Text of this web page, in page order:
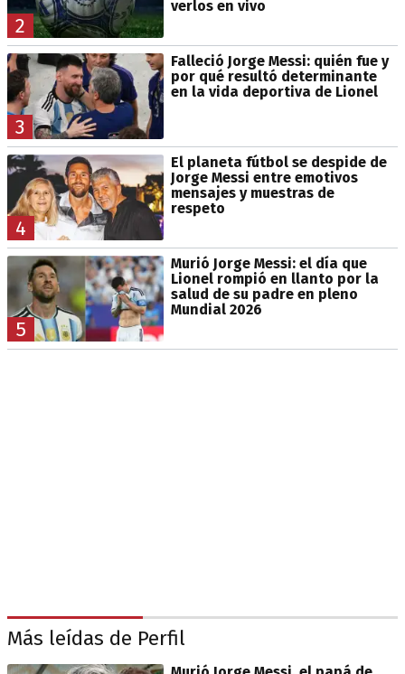
2
verlos en vivo
3
Falleció Jorge Messi: quién fue y
por qué resultó determinante
en la vida deportiva de Lionel
4
El planeta fútbol se despide de
Jorge Messi entre emotivos
mensajes y muestras de
respeto
5
Murió Jorge Messi: el día que
Lionel rompió en llanto por la
salud de su padre en pleno
Mundial 2026
Más leídas de Perfil